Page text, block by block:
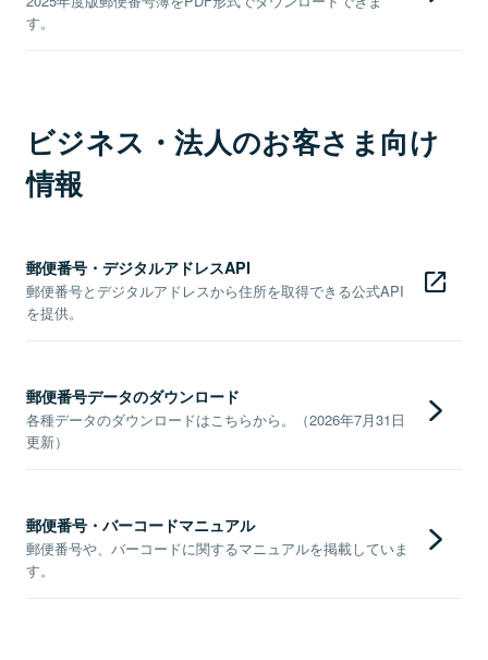
す。
ビジネス・法人のお客さま向け
情報
郵便番号・デジタルアドレスAPI
郵便番号とデジタルアドレスから住所を取得できる公式API
を提供。
郵便番号データのダウンロード
各種データのダウンロードはこちらから。（2026年7月31日
更新）
郵便番号・バーコードマニュアル
郵便番号や、バーコードに関するマニュアルを掲載していま
す。